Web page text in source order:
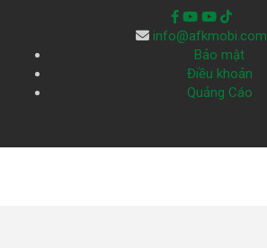
info@afkmobi.com
Bảo mật
Điều khoản
Quảng Cáo